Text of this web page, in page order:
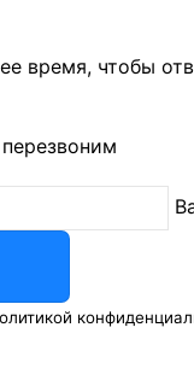
время, чтобы